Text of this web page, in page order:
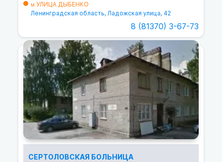
м.УЛИЦА ДЫБЕНКО
Ленинградская область, Ладожская улица, 42
8 (81370) 3-67-73
СЕРТОЛОВСКАЯ БОЛЬНИЦА